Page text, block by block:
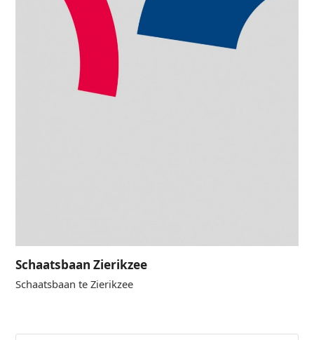
Schaatsbaan Zierikzee
Schaatsbaan te Zierikzee